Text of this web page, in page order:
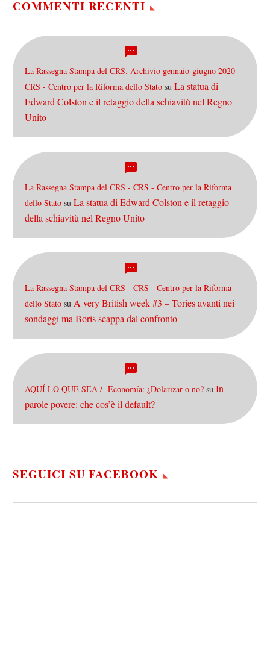
volte bistrattata, dei
COMMENTI RECENTI
La Rassegna Stampa del CRS. Archivio gennaio-giugno 2020 -
CRS - Centro per la Riforma dello Stato su La statua di
Edward Colston e il retaggio della schiavitù nel Regno
Unito
La Rassegna Stampa del CRS - CRS - Centro per la Riforma
dello Stato su La statua di Edward Colston e il retaggio
della schiavitù nel Regno Unito
La Rassegna Stampa del CRS - CRS - Centro per la Riforma
dello Stato su A very British week #3 – Tories avanti nei
sondaggi ma Boris scappa dal confronto
AQUÍ LO QUE SEA / Economía: ¿Dolarizar o no? su In
parole povere: che cos’è il default?
SEGUICI SU FACEBOOK